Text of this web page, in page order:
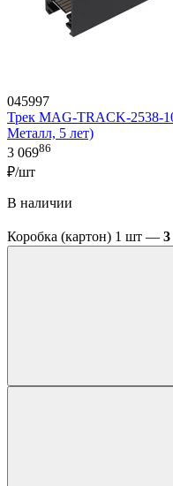
045997
Трек MAG-TRACK-2538-
Металл, 5 лет)
3 06986
₽/шт
В наличии
Коробка (картон) 1 шт — 3